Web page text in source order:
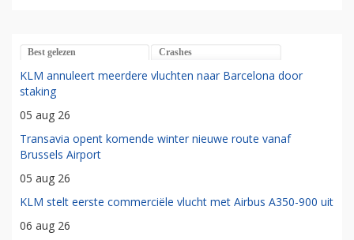
Best gelezen Crashes
KLM annuleert meerdere vluchten naar Barcelona door
staking
05 aug 26
Transavia opent komende winter nieuwe route vanaf
Brussels Airport
05 aug 26
KLM stelt eerste commerciële vlucht met Airbus A350-900 uit
06 aug 26